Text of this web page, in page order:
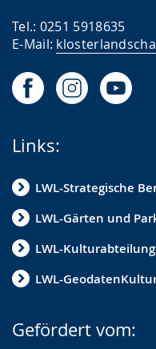
Tel.: 0251 5918635
E-Mail:
Links:
LWL-Strategische
LWL-Gärten und
LWL-Kulturabteilung
LWL-
Gefördert vom: